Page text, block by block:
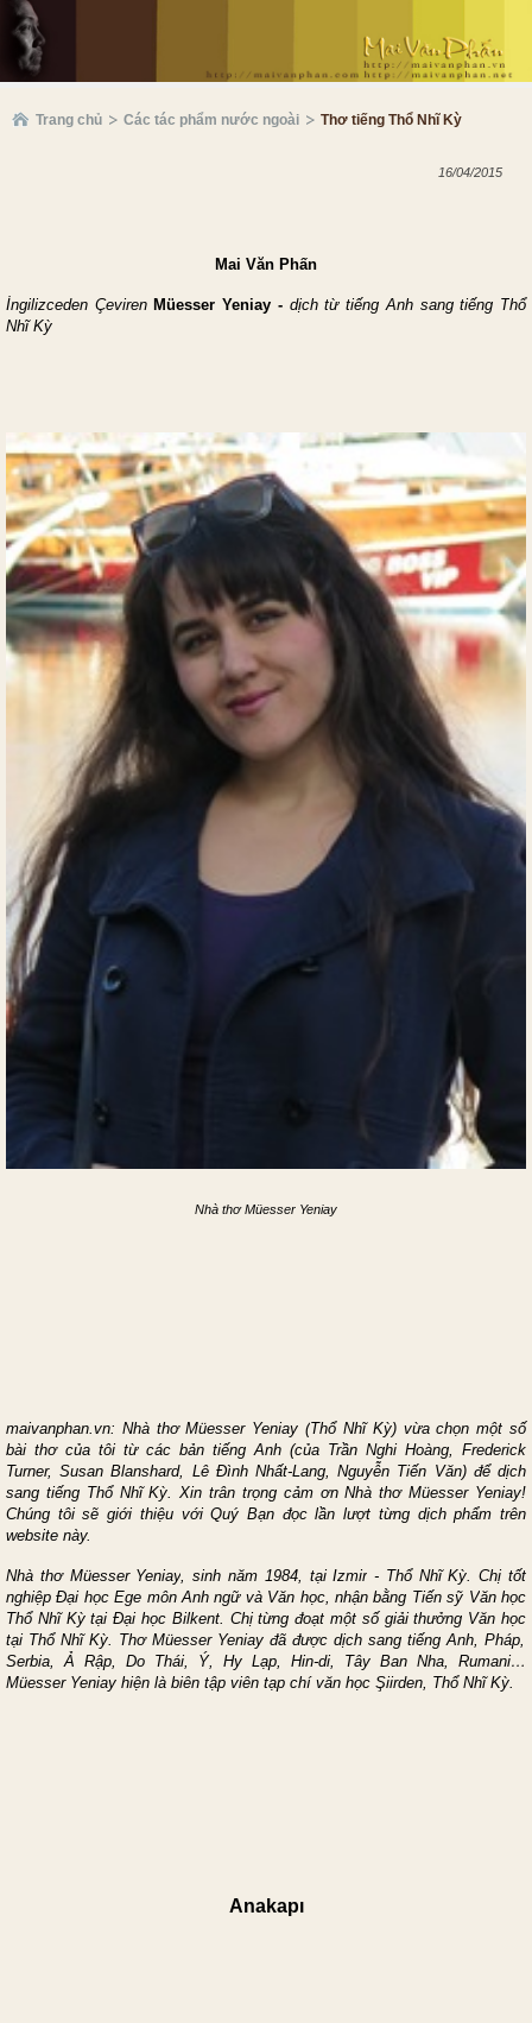
Trang chủ Các tác phẩm nước ngoài Thơ tiếng Thổ Nhĩ Kỳ
16/04/2015
Mai Văn Phấn
İngilizceden Çeviren Müesser Yeniay - dịch từ tiếng Anh sang tiếng Thổ
Nhĩ Kỳ
Nhà thơMüesser Yeniay
maivanphan.vn: Nhà thơMüesser Yeniay (Thổ Nhĩ Kỳ) vừa chọn một số
bài thơ của tôi từ các bản tiếng Anh (của Trần Nghi Hoàng, Frederick
Turner, Susan Blanshard, Lê Đình Nhất-Lang, Nguyễn Tiến Văn) để dịch
sang tiếng Thổ Nhĩ Kỳ . Xin trân trọng cảm ơn Nhà thơMüesser Yeniay!
Chúng tôi sẽ giới thiệu với Quý Bạn đọc lần lượt từng dịch phẩm trên
website này.
Nhà thơ Müesser Yeniay , sinh năm 1984, tại Izmir - Thổ Nhĩ Kỳ . Chịtốt
nghiệp Đại học Ege mônAnhngữ và Văn học, nhận bằng Tiếnsỹ Văn học
Thổ Nhĩ Kỳ tại Đại học Bilkent. Chị từng đoạt một số giải thưởng Văn học
tại Thổ Nhĩ Kỳ . Thơ Müesser Yeniay đã được dịch sang tiếng Anh, Pháp,
Serbia, Ả Rập, Do Thái, Ý, Hy Lạp, Hin-di, Tây Ban Nha
Rumani…
Müesser Yeniay hiện là biên tập viên tạp chí văn học Şiirden Thổ Nhĩ Kỳ
Anakapı